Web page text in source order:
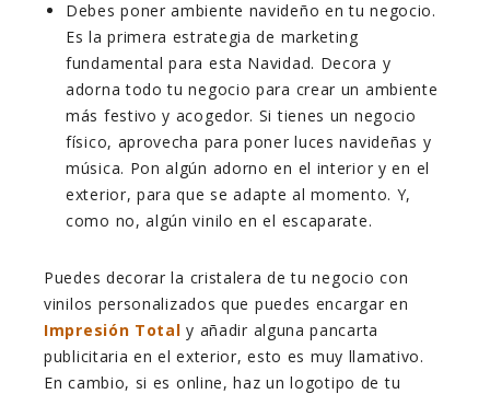
Debes poner ambiente navideño en tu negocio.
Es la primera estrategia de marketing
fundamental para esta Navidad. Decora y
adorna todo tu negocio para crear un ambiente
más festivo y acogedor. Si tienes un negocio
físico, aprovecha para poner luces navideñas y
música. Pon algún adorno en el interior y en el
exterior, para que se adapte al momento. Y,
como no, algún vinilo en el escaparate.
Puedes decorar la cristalera de tu negocio con
vinilos personalizados que puedes encargar en
Impresión Total y añadir alguna pancarta
publicitaria en el exterior, esto es muy llamativo.
En cambio, si es online, haz un logotipo de tu